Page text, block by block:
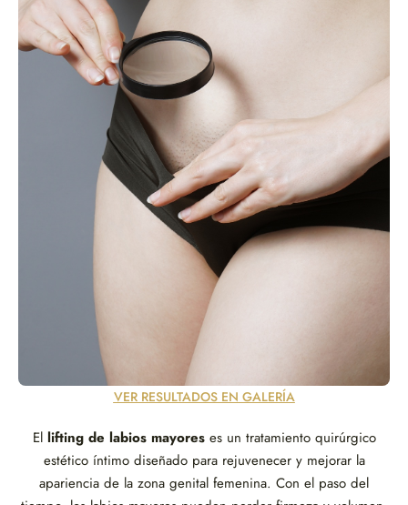
El lifting de labios mayoreses un tratamiento quirúrgico
estético íntimo diseñado para rejuvenecer y mejorar la
apariencia de la zona genital femenina. Con el paso del
VER RESULTADOS EN GALERÍA